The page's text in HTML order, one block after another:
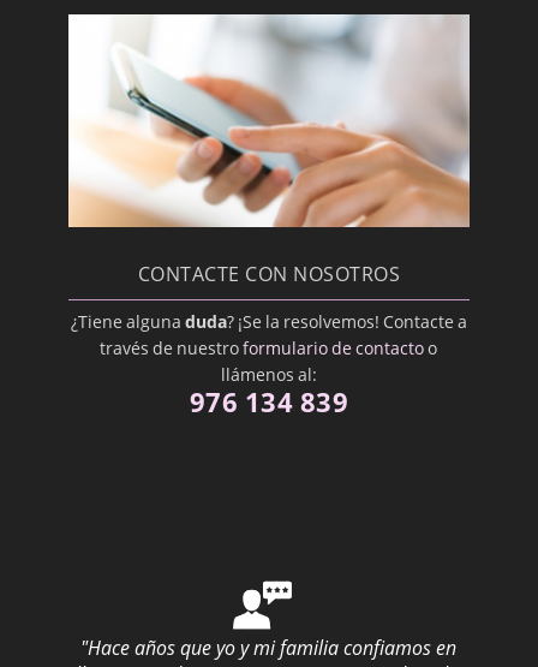
Lingual
Maligno
Maloclusión
Membrana Mucosa
Mucosa Oral
Odontopediatra
Oseointegración
Osteoplastía
Prostodoncista
CONTACTE CON NOSOTROS
¿Tiene alguna duda? ¡Se la resolvemos! Contacte a
través de nuestroformulario de contactoo
llámenos al:
976 134 839
"Hace años que yo y mi familia confiamos en